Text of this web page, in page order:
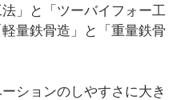
」と「ツーバイフォー工
量鉄骨造」と「重量鉄骨
ションのしやすさに大き